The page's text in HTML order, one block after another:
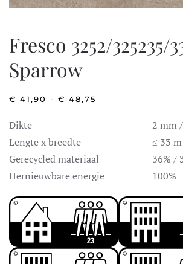
Fresco 3252/325235/
Sparrow
€ 41,90 - € 48,75
Dikte
2 mm
Lengte x breedte
≤ 33
Gerecycled materiaal
36% /
Hernieuwbare energie
100%